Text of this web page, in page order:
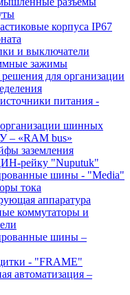
корпуса IP67
и выключатели
зажимы
для организации
питания -
шинных
– «RAM bus»
заземления
рейку "Nuputuk"
шины - "Media"
тока
аппаратура
коммутаторы и
шины –
- "FRAME"
автоматизация –